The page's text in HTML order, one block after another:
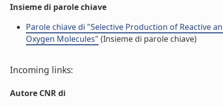
Insieme di parole chiave
Parole chiave di "Selective Production of Reactive
Oxygen Molecules" (Insieme di parole chiave)
Incoming links:
Autore CNR di